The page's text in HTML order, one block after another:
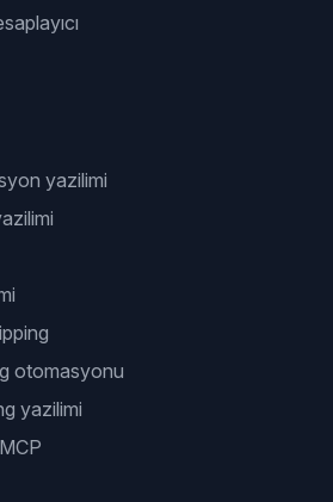
yazilimi
otomasyonu
yazilimi